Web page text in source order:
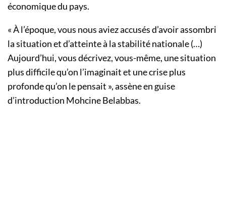
économique du pays.
« À l’époque, vous nous aviez accusés d’avoir assombri
la situation et d’atteinte à la stabilité nationale (…)
Aujourd’hui, vous décrivez, vous-même, une situation
plus difficile qu’on l’imaginait et une crise plus
profonde qu’on le pensait », assène en guise
d’introduction Mohcine Belabbas.